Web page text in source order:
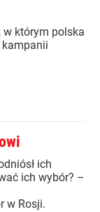
w którym polska
kampanii
ich
ich wybór? –
w Rosji.